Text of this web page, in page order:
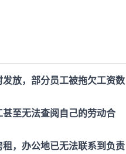
放，部分员工被拖欠工资数
至无法查阅自己的劳动合
，办公地已无法联系到负责